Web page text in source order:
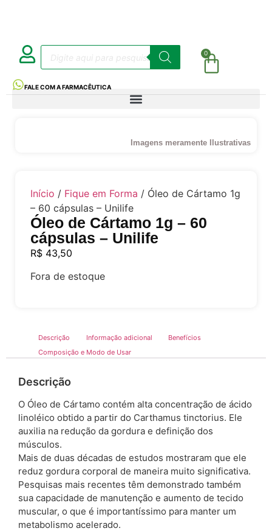
0
FALE COM A FARMACÊUTICA
Imagens meramente Ilustrativas
Início / Fique em Forma / Óleo de Cártamo 1g
– 60 cápsulas – Unilife
Óleo de Cártamo 1g – 60
cápsulas – Unilife
R$ 43,50
Fora de estoque
Descrição Informação adicional
Benefícios
Composição e Modo de Usar
Descrição
O Óleo de Cártamo contém alta concentração de ácido
linoléico obtido a partir do Carthamus tinctorius. Ele
auxilia na redução da gordura e definição dos
músculos.
Mais de duas décadas de estudos mostraram que ele
reduz gordura corporal de maneira muito significativa.
Pesquisas mais recentes têm demonstrado também
sua capacidade de manutenção e aumento de tecido
muscular, o que é importantíssimo para manter um
metabolismo acelerado.